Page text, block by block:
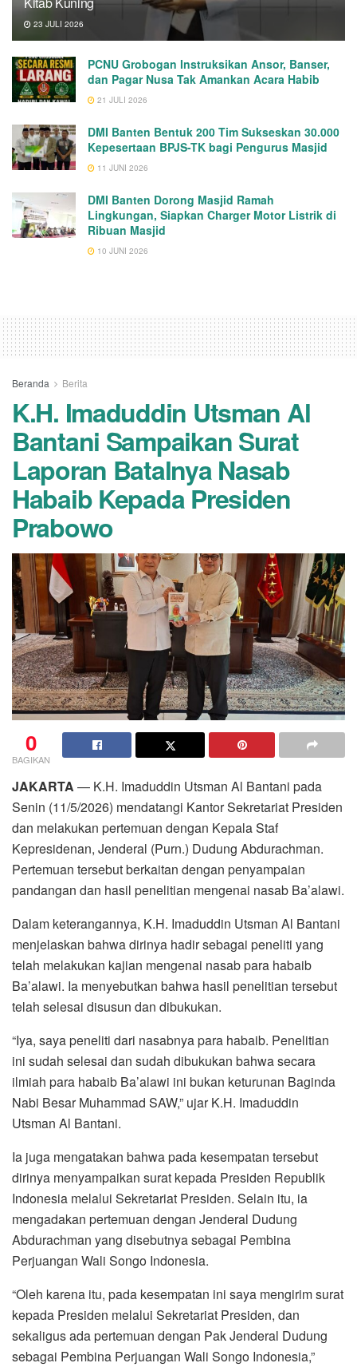
23 JULI 2026
PCNU Grobogan Instruksikan Ansor, Banser,
dan Pagar Nusa Tak Amankan Acara Habib
21 JULI 2026
DMI Banten Bentuk 200 Tim Sukseskan 30.000
Kepesertaan BPJS-TK bagi Pengurus Masjid
11 JUNI 2026
DMI Banten Dorong Masjid Ramah
Lingkungan, Siapkan Charger Motor Listrik di
Ribuan Masjid
10 JUNI 2026
Beranda Berita
K.H. Imaduddin Utsman Al
Bantani Sampaikan Surat
Laporan Batalnya Nasab
Habaib Kepada Presiden
Prabowo
0
BAGIKAN
JAKARTA — K.H. Imaduddin Utsman Al Bantani pada
Senin (11/5/2026) mendatangi Kantor Sekretariat Presiden
dan melakukan pertemuan dengan Kepala Staf
Kepresidenan, Jenderal (Purn.) Dudung Abdurachman.
Pertemuan tersebut berkaitan dengan penyampaian
pandangan dan hasil penelitian mengenai nasab Ba’alawi.
Dalam keterangannya, K.H. Imaduddin Utsman Al Bantani
menjelaskan bahwa dirinya hadir sebagai peneliti yang
telah melakukan kajian mengenai nasab para habaib
Ba’alawi. Ia menyebutkan bahwa hasil penelitian tersebut
telah selesai disusun dan dibukukan.
“Iya, saya peneliti dari nasabnya para habaib. Penelitian
ini sudah selesai dan sudah dibukukan bahwa secara
ilmiah para habaib Ba’alawi ini bukan keturunan Baginda
Nabi Besar Muhammad SAW,” ujar K.H. Imaduddin
Utsman Al Bantani.
Ia juga mengatakan bahwa pada kesempatan tersebut
dirinya menyampaikan surat kepada Presiden Republik
Indonesia melalui Sekretariat Presiden. Selain itu, ia
mengadakan pertemuan dengan Jenderal Dudung
Abdurachman yang disebutnya sebagai Pembina
Perjuangan Wali Songo Indonesia.
“Oleh karena itu, pada kesempatan ini saya mengirim surat
kepada Presiden melalui Sekretariat Presiden, dan
sekaligus ada pertemuan dengan Pak Jenderal Dudung
sebagai Pembina Perjuangan Wali Songo Indonesia,”